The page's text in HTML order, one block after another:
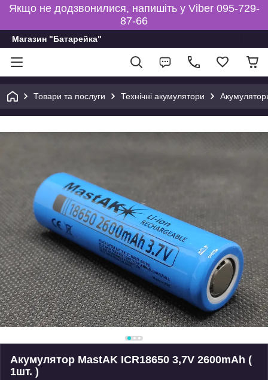
Якщо не додзвонилися, напишіть у Viber 095-729-
87-66
Магазин "Батарейка"
Товари та послуги Технічні акумулятори
Акумулятор MastAK ICR18650 3,7V 2600mAh (
1шт. )